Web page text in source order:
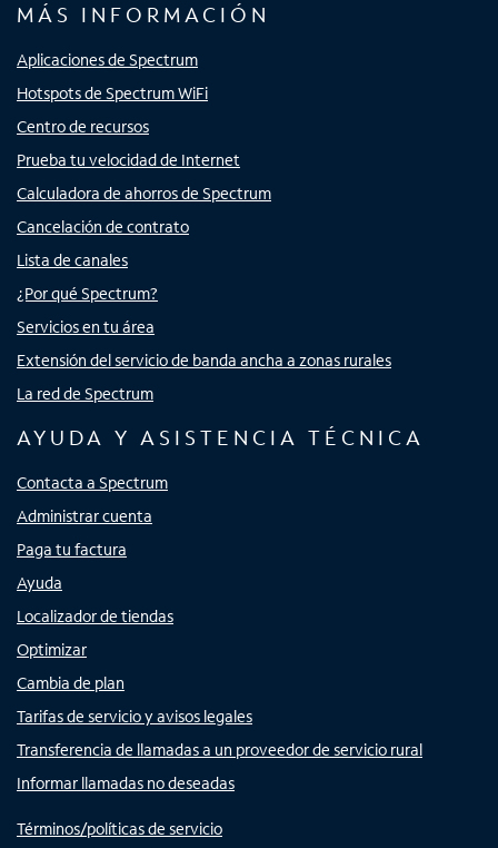
MÁS INFORMACIÓN
Aplicaciones de Spectrum
Hotspots de Spectrum WiFi
Centro de recursos
Prueba tu velocidad de Internet
Calculadora de ahorros de Spectrum
Cancelación de contrato
Lista de canales
¿Por qué Spectrum?
Servicios en tu área
Extensión del servicio de banda ancha a zonas rurales
La red de Spectrum
AYUDA Y ASISTENCIA TÉCNICA
Contacta a Spectrum
Administrar cuenta
Paga tu factura
Ayuda
Localizador de tiendas
Optimizar
Cambia de plan
Tarifas de servicio y avisos legales
Transferencia de llamadas a un proveedor de servicio rural
Informar llamadas no deseadas
Términos/políticas de servicio